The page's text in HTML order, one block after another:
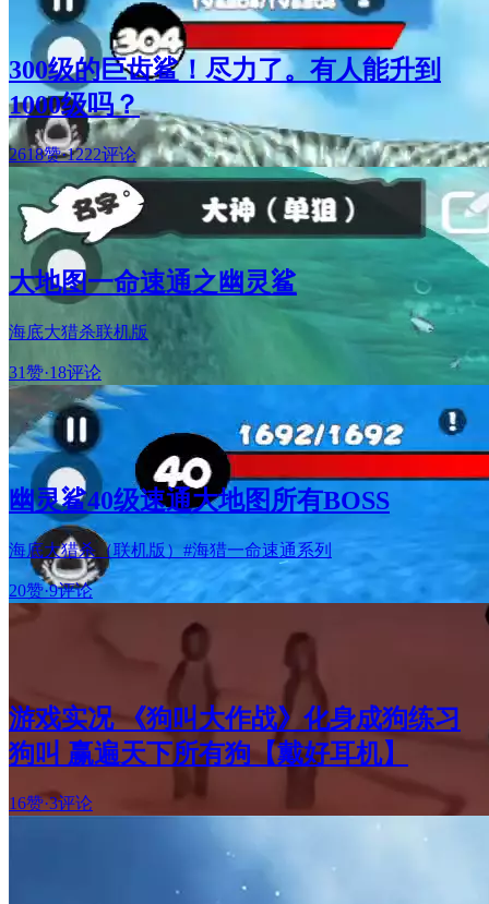
300级的巨齿鲨！尽力了。有人能升到
1000级吗？
2618赞·1222评论
大地图一命速通之幽灵鲨
海底大猎杀联机版
31赞·18评论
幽灵鲨40级速通大地图所有BOSS
海底大猎杀（联机版）#海猎一命速通系列
20赞·9评论
游戏实况 《狗叫大作战》化身成狗练习
狗叫 赢遍天下所有狗【戴好耳机】
16赞·3评论